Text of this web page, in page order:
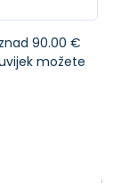
90.00 €
možete